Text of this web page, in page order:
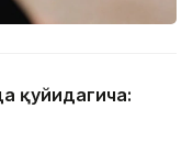
қуйидагича: